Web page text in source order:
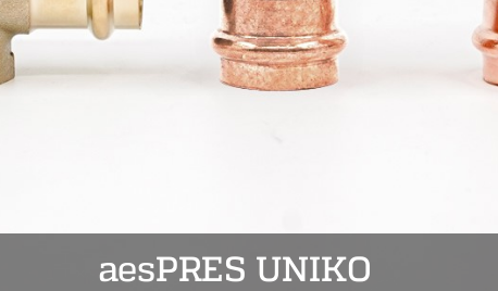
aesPRES UNIKO